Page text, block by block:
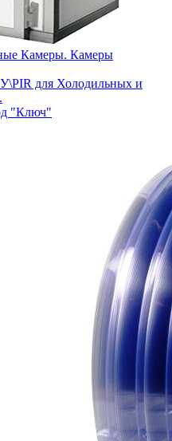
Камеры. Камеры
для Холодильных и
"Ключ"